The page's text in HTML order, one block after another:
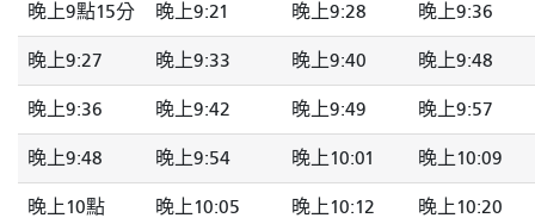
晚上9點15分 晚上9:21 晚上9:28 晚上9:36
晚上9:27 晚上9:33 晚上9:40 晚上9:48
晚上9:36 晚上9:42 晚上9:49 晚上9:57
晚上9:48 晚上9:54 晚上10:01 晚上10:09
晚上10點 晚上10:05 晚上10:12 晚上10:20